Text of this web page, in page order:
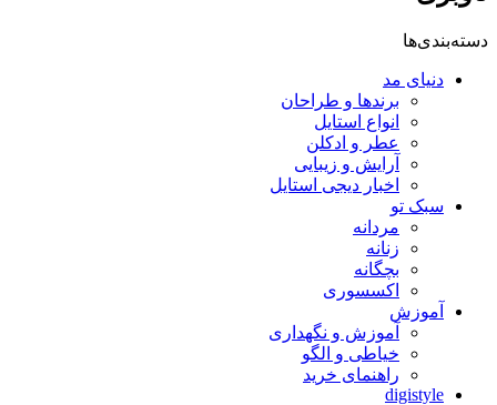
دسته‌بندی‌ها
دنیای مد
برندها و طراحان
انواع استایل
عطر و ادکلن
آرایش و زیبایی
اخبار دیجی استایل
سبک تو
مردانه
زنانه
بچگانه
اکسسوری
آموزش
آموزش و نگهداری
خیاطی و الگو
راهنمای خرید
digistyle